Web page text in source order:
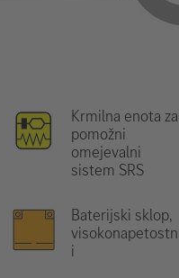
Krmilna enota za
pomožni
omejevalni
sistem SRS
Baterijski sklop,
visokonapetostn
i